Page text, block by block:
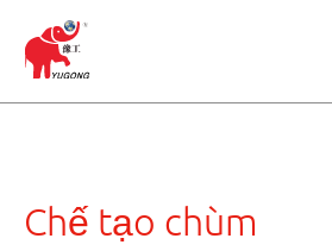
Chế tạo chùm